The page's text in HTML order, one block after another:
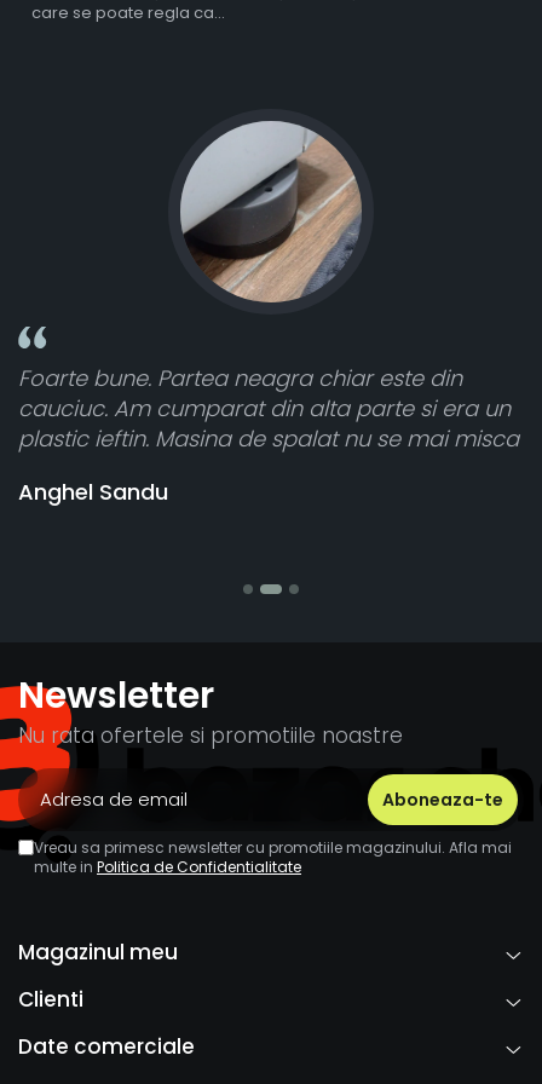
care se poate regla ca
Partea neagra chiar este din
cumparat din alta parte si era un
Masina de spalat nu se mai misca
Toate sunt
atât de
cele 8
Newsletter
Nu rata ofertele si promotiile noastre
Vreau sa primesc newsletter cu promotiile magazinului. Afla mai
multe in Politica de Confidentialitate
Magazinul meu
Clienti
Date comerciale